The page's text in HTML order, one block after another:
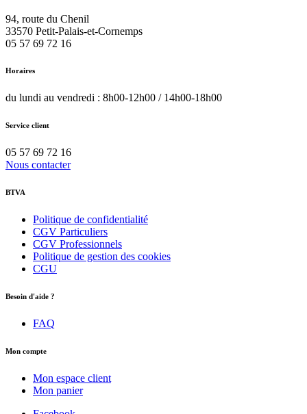
94, route du Chenil
33570 Petit-Palais-et-Cornemps
05 57 69 72 16
Horaires
du lundi au vendredi : 8h00-12h00 / 14h00-18h00
Service client
05 57 69 72 16
Nous contacter
BTVA
Politique de confidentialité
CGV Particuliers
CGV Professionnels
Politique de gestion des cookies
CGU
Besoin d'aide ?
FAQ
Mon compte
Mon espace client
Mon panier